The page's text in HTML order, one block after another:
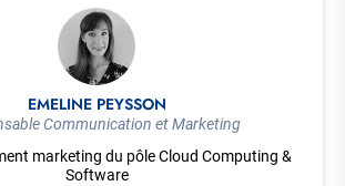
EMELINE PEYSSON
Communication et Marketing
marketing du pôle Cloud Computing &
Software